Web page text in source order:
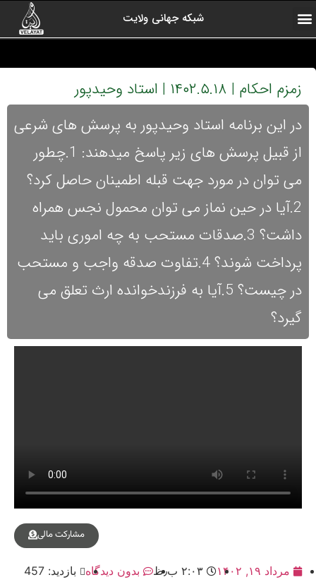
شبکه جهانی ولایت
زمزم احکام | ۱۴۰۲.۵.۱۸ | استاد وحیدپور
در این برنامه استاد وحیدپور به پرسش های شرعی
از قبیل پرسش های زیر پاسخ میدهند: 1.چطور
می توان در مورد جهت قبله اطمینان حاصل کرد؟
2.آیا در حین نماز می توان محمول نجس همراه
داشت؟ 3.صدقات مستحب به چه اموری باید
پرداخت شوند؟ 4.تفاوت صدقه واجب و مستحب
در چیست؟ 5.آیا به فرزندخوانده ارث تعلق می
گیرد؟
مشارکت مالی
مرداد ۱۹, ۱۴۰۲ ۲:۰۳ ب٫ظ بدون دیدگاه بازدید: 457